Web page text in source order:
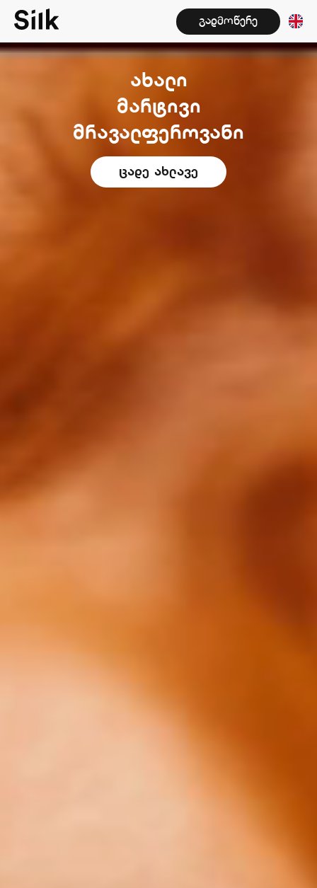
გადმოწერე
ახალი
მარტივი
მრავალფეროვანი
ცადე ახლავე